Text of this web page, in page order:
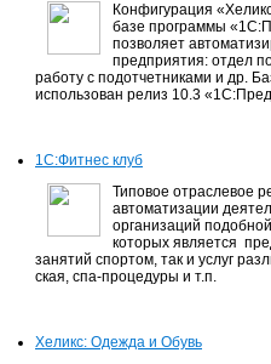
Конфигурация
базе программы
позволяет
предприятия: отдел
работу с подотчетниками и др.
использован релиз 10.3
1С:Фитнес клуб
Типовое отраслевое
автоматизации
организаций
которых является
занятий спортом, так и услуг
ская, спа-процедуры и т.п.
Хеликс: Одежда и Обувь